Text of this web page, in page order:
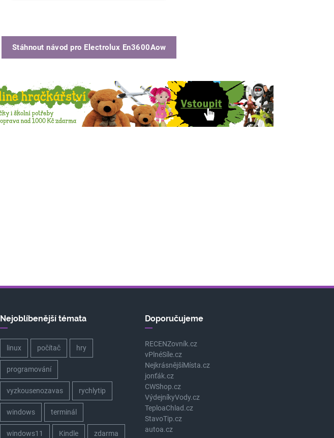
Stáhnout návod pro Electrolux En3600Aow
Nejoblíbenější témata
linux počítač hry
programování
vyzkousenozavas rychlytip
windows terminál
windows11 Kindle zdarma
Doporučujeme
RECENZovník.cz
vPlnéSíle.cz
NejkrásnějšíMísta.cz
jonťák.cz
CWShop.cz
VýdejníkyVody.cz
TeploaChlad.cz
StavoTip.cz
autoa.cz